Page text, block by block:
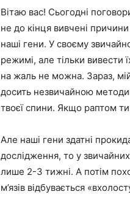
Вітаю вас! Сьогодні
не до кінця вивчені
наші гени. У своєму
режимі, але тільки
на жаль не можна. Зараз,
досить незвичайною
твоєї спини. Якщо раптом
Але наші гени здатні
дослідження, то у
лише 2-3 тижні. А потім
м’язів відбувається